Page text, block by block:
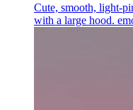
Cute, smooth, light-
with a large hood.